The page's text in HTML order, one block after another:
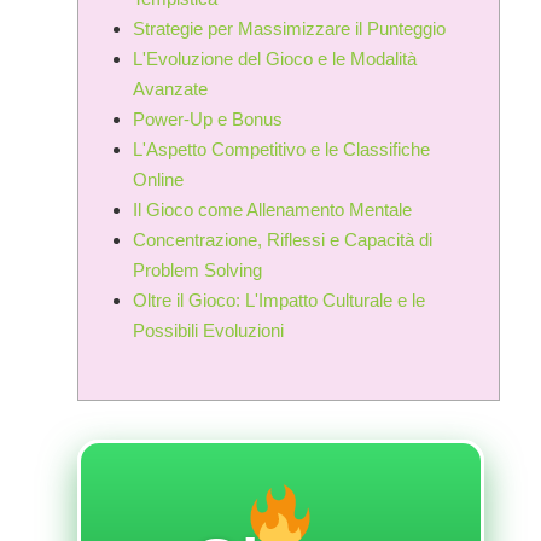
Strategie per Massimizzare il Punteggio
L'Evoluzione del Gioco e le Modalità
Avanzate
Power-Up e Bonus
L'Aspetto Competitivo e le Classifiche
Online
Il Gioco come Allenamento Mentale
Concentrazione, Riflessi e Capacità di
Problem Solving
Oltre il Gioco: L'Impatto Culturale e le
Possibili Evoluzioni